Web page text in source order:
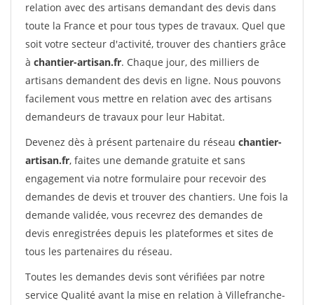
relation avec des artisans demandant des devis dans
toute la France et pour tous types de travaux. Quel que
soit votre secteur d'activité, trouver des chantiers grâce
à chantier-artisan.fr. Chaque jour, des milliers de
artisans demandent des devis en ligne. Nous pouvons
facilement vous mettre en relation avec des artisans
demandeurs de travaux pour leur Habitat.
Devenez dès à présent partenaire du réseau chantier-
artisan.fr, faites une demande gratuite et sans
engagement via notre formulaire pour recevoir des
demandes de devis et trouver des chantiers. Une fois la
demande validée, vous recevrez des demandes de
devis enregistrées depuis les plateformes et sites de
tous les partenaires du réseau.
Toutes les demandes devis sont vérifiées par notre
service Qualité avant la mise en relation à Villefranche-